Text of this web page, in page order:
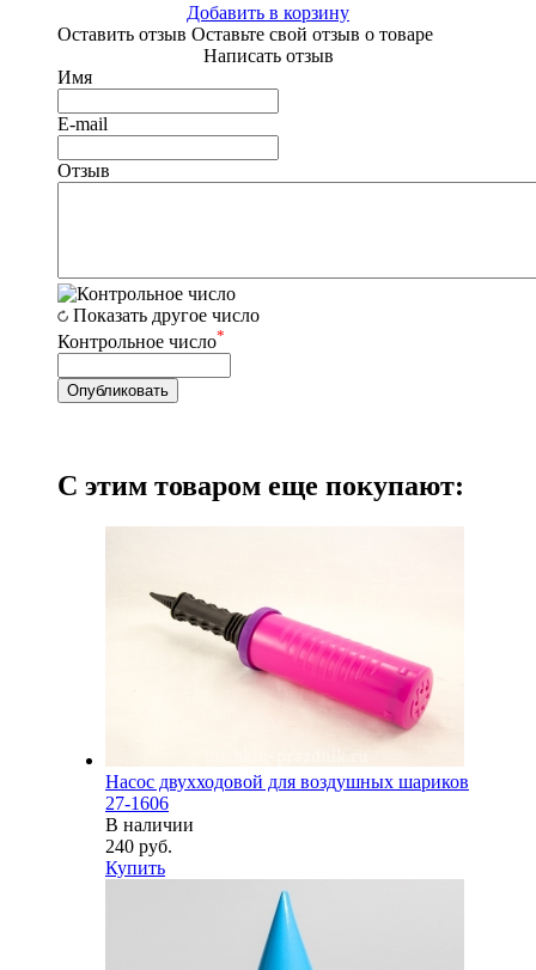
Добавить в корзину
Оставить отзыв Оставьте свой отзыв о товаре
Написать отзыв
Имя
E-mail
Отзыв
Показать другое число
Контрольное число*
С этим товаром еще покупают:
Насос двухходовой для воздушных шариков
27-1606
В наличии
240 руб.
Купить